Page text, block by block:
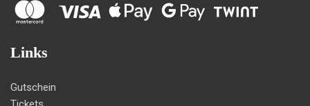
Links
Gutschein